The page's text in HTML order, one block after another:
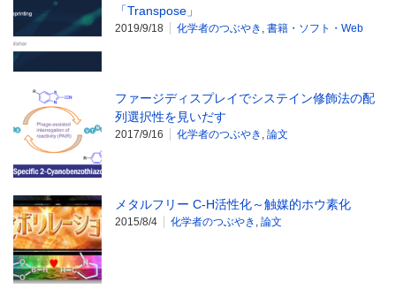
「Transpose」
2019/9/18 化学者のつぶやき 書籍・ソフト・Web
ファージディスプレイでシステイン修飾法の配
列選択性を見いだす
2017/9/16 化学者のつぶやき 論文
メタルフリー C-H活性化～触媒的ホウ素化
2015/8/4 化学者のつぶやき 論文